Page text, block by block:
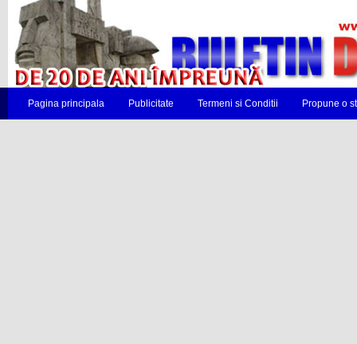
Pagina principala Publicitate Termeni si Conditii Propune o